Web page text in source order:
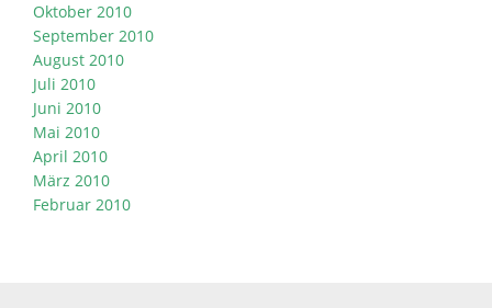
Oktober 2010
September 2010
August 2010
Juli 2010
Juni 2010
Mai 2010
April 2010
März 2010
Februar 2010